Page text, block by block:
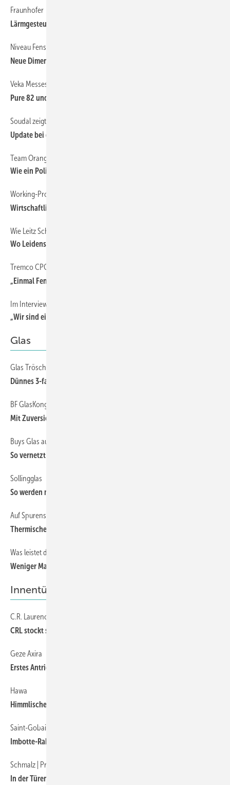
Fraunhofer
Lärmgesteuerte Fenster-Automatik entwickelt
Niveau Fenster
Neue D imensionen in der Holzfensterproduktion
Veka Messestand wird zum Publikumsmagneten
Pure 82 und Colour Edition überzeugen
Soudal zeigt erweiterte Version des MF 167
Update bei der Abdichtung
Team Orange aus Kassel
Wie ein Polizeiprojekt zur Systemumstellung führte
Working-Process überzeugt
Wirtschaftlich er als zwei Einzelanlagen
Wie Leitz Schreinerei Dandl unterstützt
Wo Leidenschaft auf Präzision trifft
Tremco CPG
„Einmal Fenstertauschen bitte“ ist k omplexer als gedacht
Im Interview mit Sebastian Wagner, Roto Geschäftsleitung DACH
„Wir sind ein stabiler Partner, der für den Kunden da ist“
Glas
Glas Trösch
Dünnes 3-fach-ISO jetzt in zwei Varianten
BF GlasKongress 2026
Mit Zuversicht in die Zukunft
Buys Glas aus Stramproy (NL)
So vernetzt Lisec die Produktion mit GPS.autofab
Sollingglas
So werden mundgeblasene Monogläser zu neuem Isolierglas
Auf Spurensuche: Die Glasbruch-Detektive im Einsatz
Thermische Glasbrüche (01)
Was leistet dünnes 3-fach-Isolierglas?
Weniger Material, optimierte Leistung
Innentüren & Trennwände
C.R. Laurence of Europe
CRL stockt sein Angebot für Glastüren auf
Geze Axira
Erstes Antriebssystem für Pivot-Türen nach EN 16005
Hawa
Himmlische Ruhe in den Dolomiten
Saint-Gobain Logli
Imbotte-Rahmensystem wertet Glastüren auf
Schmalz | Prüm
In der Türenfertigung zählt jede Sekunde